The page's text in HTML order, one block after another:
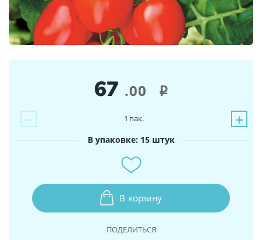
67 .00 i
− +
1 пак.
В упаковке: 15 штук
В корзину
ПОДЕЛИТЬСЯ